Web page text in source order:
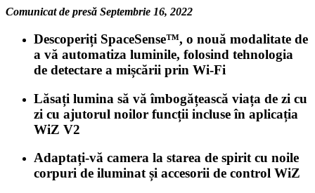
Comunicat de presă Septembrie 16, 2022
Descoperiți SpaceSense™, o nouă modalitate de
a vă automatiza luminile, folosind tehnologia
de detectare a mișcării prin Wi-Fi
Lăsați lumina să vă îmbogățească viața de zi cu
zi cu ajutorul noilor funcții incluse în aplicația
WiZ V2
Adaptați-vă camera la starea de spirit cu noile
corpuri de iluminat și accesorii de control WiZ